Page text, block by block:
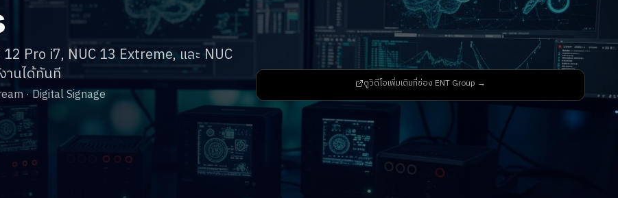
Pro i7, NUC 13 Extreme, และ NUC
านได้ทันที
· Digital Signage
ดูวิดีโอเพิ่มเติมที่ช่อง ENT Group →